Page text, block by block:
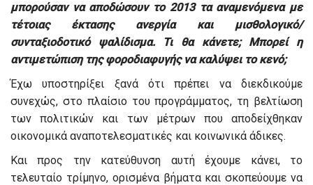
μπορούσαν να αποδώσουν το 2013 τα αναμενόμενα με
τέτοιας έκτασης ανεργία και μισθολογικό/
συνταξιοδοτικό ψαλίδισμα. Τι θα κάνετε; Μπορεί η
αντιμετώπιση της φοροδιαφυγής να καλύψει το κενό;
Έχω υποστηρίξει ξανά ότι πρέπει να διεκδικούμε
συνεχώς, στο πλαίσιο του προγράμματος, τη βελτίωση
των πολιτικών και των μέτρων που αποδείχθηκαν
οικονομικά αναποτελεσματικές και κοινωνικά άδικες.
Και προς την κατεύθυνση αυτή έχουμε κάνει, το
τελευταίο τρίμηνο, ορισμένα βήματα και σκοπεύουμε να